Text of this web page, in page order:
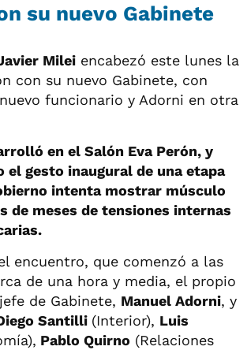
su nuevo Gabinete
Milei encabezó este lunes la
con su nuevo Gabinete, con
funcionario y Adorni en otra
en el Salón Eva Perón, y
el gesto inaugural de una etapa
intenta mostrar músculo
de meses de tensiones internas
encuentro, que comenzó a las
de una hora y media, el propio
de Gabinete, Manuel Adorni, y
Santilli (Interior), Luis
Pablo Quirno (Relaciones